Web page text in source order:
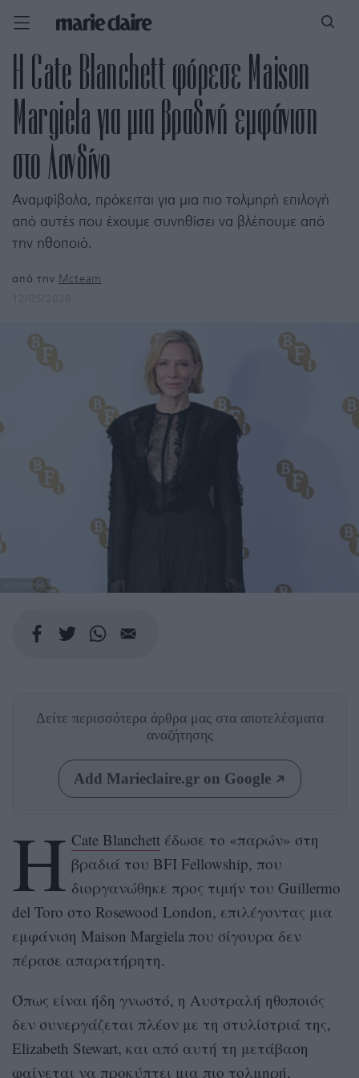
H Cate Blanchett φόρεσε Maison
Margiela για μια βραδινή εμφάνιση
στο Λονδίνο
Αναμφίβολα, πρόκειται για μια πιο τολμηρή επιλογή
από αυτές που έχουμε συνηθίσει να βλέπουμε από
την ηθοποιό.
από την Mcteam
GETTY IMAGES
Δείτε περισσότερα άρθρα μας στα αποτελέσματα
αναζήτησης
Add Marieclaire.gr on Google
Η Cate Blanchettέδωσε το «παρών» στη
βραδιά του BFI Fellowship, που
διοργανώθηκε προς τιμήν του Guillermo
del Toro στο Rosewood London, επιλέγοντας μια
εμφάνιση Maison Margiela που σίγουρα δεν
πέρασε απαρατήρητη.
Όπως είναι ήδη γνωστό, η Αυστραλή ηθοποιός
δεν συνεργάζεται πλέον με τη στυλίστριά της,
Elizabeth Stewart, και από αυτή τη μετάβαση
φαίνεται να προκύπτει μια πιο τολμηρή,